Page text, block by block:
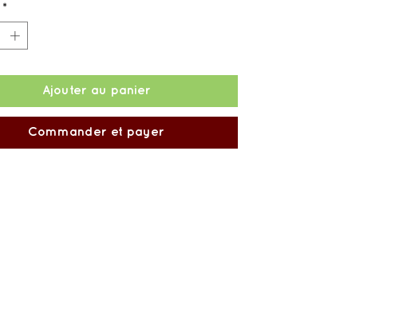
*
Ajouter au panier
Commander et payer